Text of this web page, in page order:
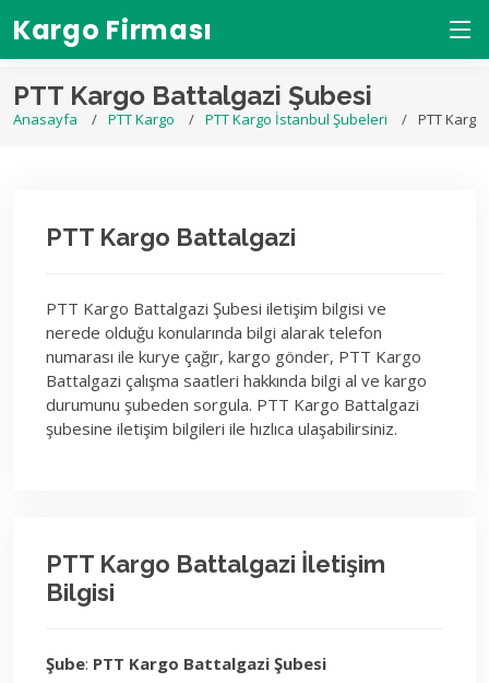
Kargo Firması
PTT Kargo Battalgazi Şubesi
Anasayfa PTT Kargo PTT Kargo İstanbul Şubeleri PTT
PTT Kargo Battalgazi
PTT Kargo Battalgazi Şubesi iletişim bilgisi ve
nerede olduğu konularında bilgi alarak telefon
numarası ile kurye çağır, kargo gönder, PTT Kargo
Battalgazi çalışma saatleri hakkında bilgi al ve kargo
durumunu şubeden sorgula. PTT Kargo Battalgazi
şubesine iletişim bilgileri ile hızlıca ulaşabilirsiniz.
PTT Kargo Battalgazi İletişim
Bilgisi
Şube: PTT Kargo Battalgazi Şubesi